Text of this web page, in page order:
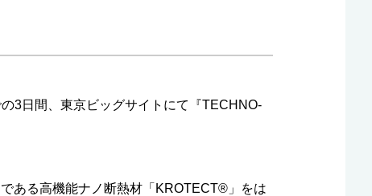
3日間、東京ビッグサイトにて『TECHNO-
ある高機能ナノ断熱材「KROTECT®」をは